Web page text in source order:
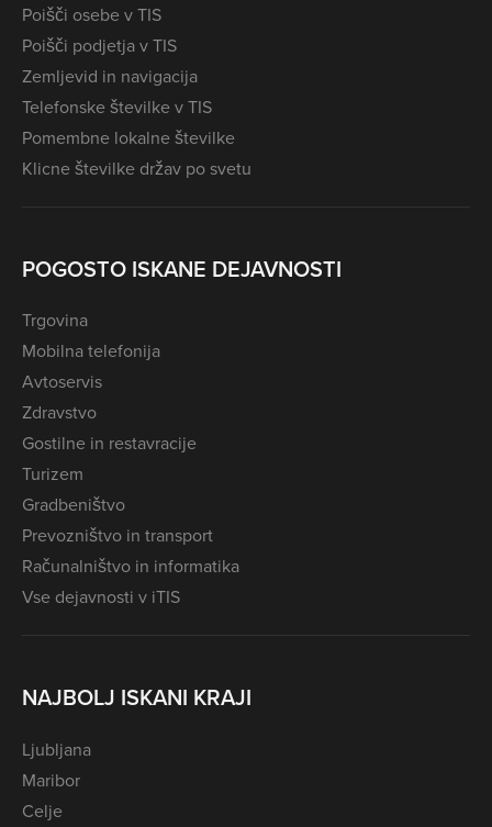
Poišči osebe v TIS
Poišči podjetja v TIS
Zemljevid in navigacija
Telefonske številke v TIS
Pomembne lokalne številke
Klicne številke držav po svetu
POGOSTO ISKANE DEJAVNOSTI
Trgovina
Mobilna telefonija
Avtoservis
Zdravstvo
Gostilne in restavracije
Turizem
Gradbeništvo
Prevozništvo in transport
Računalništvo in informatika
Vse dejavnosti v iTIS
NAJBOLJ ISKANI KRAJI
Ljubljana
Maribor
Celje